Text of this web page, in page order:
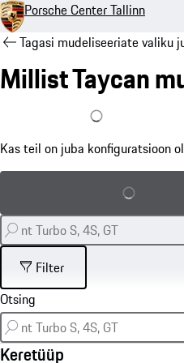
Porsche Center Tallinn
Tagasi mudeliseeriate valiku
Millist Taycan
Mul on konfiguratsioon juba olemas
Kas teil on juba konfiguratsioon
Salvestatud konfiguratsiooni
Filter
Keretüüp